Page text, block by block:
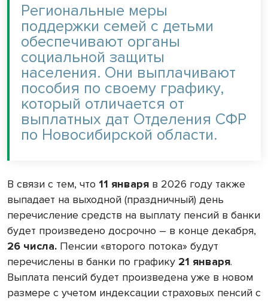
Региональные меры
поддержки семей с детьми
обеспечивают органы
социальной защиты
населения. Они выплачивают
пособия по своему графику,
который отличается от
выплатных дат Отделения СФР
по Новосибирской области.
В связи с тем, что 11 января в 2026 году также
выпадает на выходной (праздничный) день
перечисление средств на выплату пенсий в банки
будет произведено досрочно – в конце декабря,
26 числа. Пенсии «второго потока» будут
перечислены в банки по графику 21 января.
Выплата пенсий будет произведена уже в новом
размере с учетом индексации страховых пенсий с